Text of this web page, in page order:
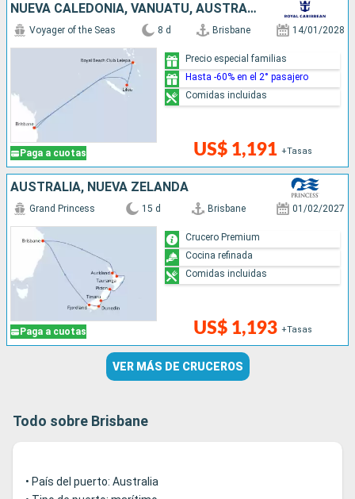
NUEVA CALEDONIA, VANUATU, AUSTRALIA
Paga a cuotas
Voyager of the Seas 8 d Brisbane 14/01/2028
US$ 1,191 +Tasas
Precio especial familias
Hasta -60% en el 2° pasajero
Comidas incluidas
AUSTRALIA, NUEVA ZELANDA
Paga a cuotas
Grand Princess 15 d Brisbane 01/02/2027
US$ 1,193 +Tasas
Crucero Premium
Cocina refinada
Comidas incluidas
VER MÁS DE CRUCEROS
Todo sobre Brisbane
• País del puerto: Australia